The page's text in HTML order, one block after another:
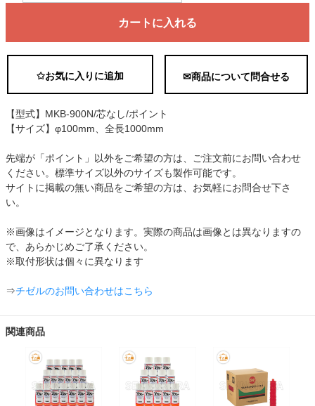
カートに入れる
✩お気に入りに追加 ✉商品について問合せる
【型式】MKB-900N/芯なし/ポイント
【サイズ】φ100mm、全長1000mm
先端が「ポイント」以外をご希望の方は、ご注文前にお問い合わせ
ください。標準サイズ以外のサイズも製作可能です。
サイトに掲載の無い商品をご希望の方は、お気軽にお問合せ下さ
い。
※画像はイメージとなります。実際の商品は画像とは異なりますの
で、あらかじめご了承ください。
※取付形状は個々に異なります
⇒チゼルのお問い合わせはこちら
関連商品